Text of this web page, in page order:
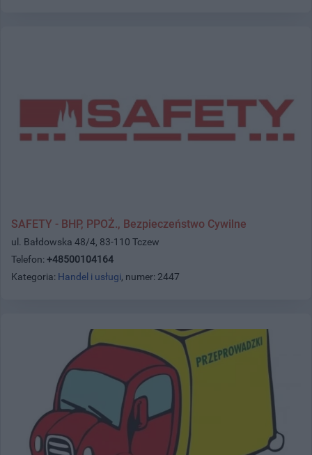
SAFETY - BHP, PPOŻ., Bezpieczeństwo Cywilne
ul. Bałdowska 48/4, 83-110 Tczew
Telefon: +48500104164
Kategoria: Handel i usługi, numer: 2447